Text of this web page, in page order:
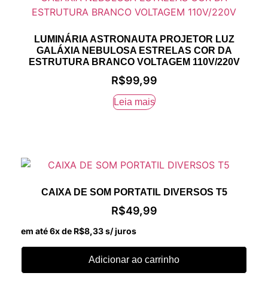
LUMINÁRIA ASTRONAUTA PROJETOR LUZ
GALÁXIA NEBULOSA ESTRELAS COR DA
ESTRUTURA BRANCO VOLTAGEM 110V/220V
R$99,99
Leia mais
CAIXA DE SOM PORTATIL DIVERSOS T5
R$49,99
em até 6x de R$8,33s/ juros
Adicionar ao carrinho